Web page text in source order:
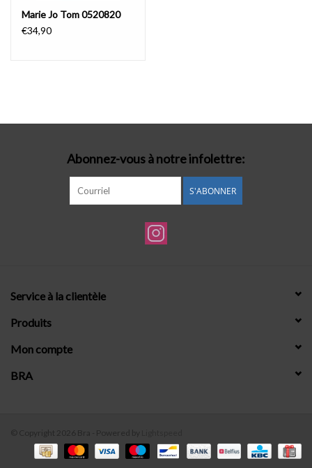
Marie Jo Tom 0520820
€34,90
Abonnez-vous à notre infolettre:
S'ABONNER
Service à la clientèle
Produits
Mon compte
BRA
© Copyright 2026 Bra - Powered by